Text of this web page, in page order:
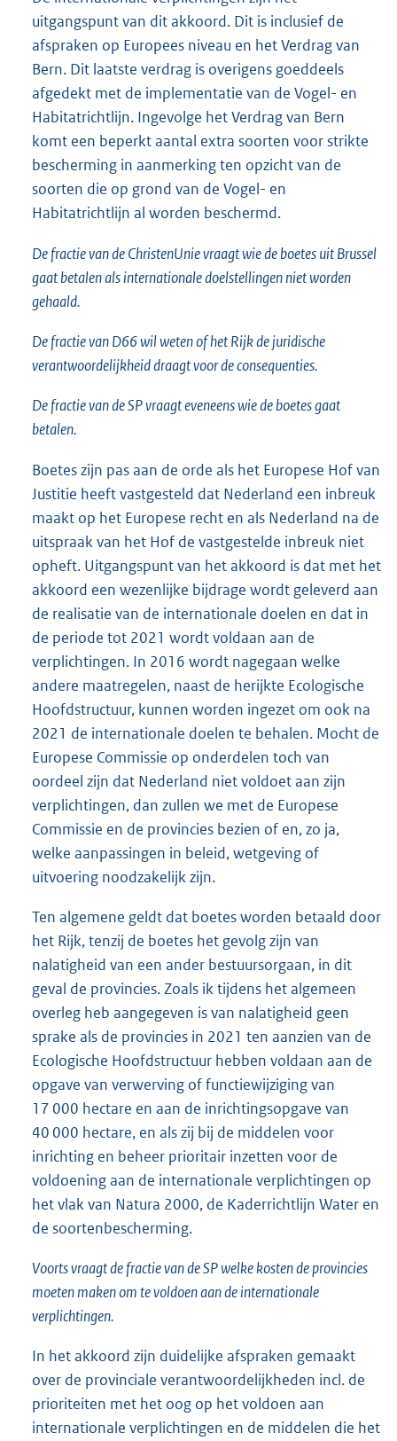
uitgangspunt van dit akkoord. Dit is inclusief de
afspraken op Europees niveau en het Verdrag van
Bern. Dit laatste verdrag is overigens goeddeels
afgedekt met de implementatie van de Vogel- en
Habitatrichtlijn. Ingevolge het Verdrag van Bern
komt een beperkt aantal extra soorten voor strikte
bescherming in aanmerking ten opzicht van de
soorten die op grond van de Vogel- en
Habitatrichtlijn al worden beschermd.
De fractie van de ChristenUnie vraagt wie de boetes uit Brussel
gaat betalen als internationale doelstellingen niet worden
gehaald.
De fractie van D66 wil weten of het Rijk de juridische
verantwoordelijkheid draagt voor de consequenties.
De fractie van de SP vraagt eveneens wie de boetes gaat
betalen.
Boetes zijn pas aan de orde als het Europese Hof van
Justitie heeft vastgesteld dat Nederland een inbreuk
maakt op het Europese recht en als Nederland na de
uitspraak van het Hof de vastgestelde inbreuk niet
opheft. Uitgangspunt van het akkoord is dat met het
akkoord een wezenlijke bijdrage wordt geleverd aan
de realisatie van de internationale doelen en dat in
de periode tot 2021 wordt voldaan aan de
verplichtingen. In 2016 wordt nagegaan welke
andere maatregelen, naast de herijkte Ecologische
Hoofdstructuur, kunnen worden ingezet om ook na
2021 de internationale doelen te behalen. Mocht de
Europese Commissie op onderdelen toch van
oordeel zijn dat Nederland niet voldoet aan zijn
verplichtingen, dan zullen we met de Europese
Commissie en de provincies bezien of en, zo ja,
welke aanpassingen in beleid, wetgeving of
uitvoering noodzakelijk zijn.
Ten algemene geldt dat boetes worden betaald door
het Rijk, tenzij de boetes het gevolg zijn van
nalatigheid van een ander bestuursorgaan, in dit
geval de provincies. Zoals ik tijdens het algemeen
overleg heb aangegeven is van nalatigheid geen
sprake als de provincies in 2021 ten aanzien van de
Ecologische Hoofdstructuur hebben voldaan aan de
opgave van verwerving of functiewijziging van
17 000 hectare en aan de inrichtingsopgave van
40 000 hectare, en als zij bij de middelen voor
inrichting en beheer prioritair inzetten voor de
voldoening aan de internationale verplichtingen op
het vlak van Natura 2000, de Kaderrichtlijn Water en
de soortenbescherming.
Voorts vraagt de fractie van de SP welke kosten de provincies
moeten maken om te voldoen aan de internationale
verplichtingen.
In het akkoord zijn duidelijke afspraken gemaakt
over de provinciale verantwoordelijkheden incl. de
prioriteiten met het oog op het voldoen aan
internationale verplichtingen en de middelen die het